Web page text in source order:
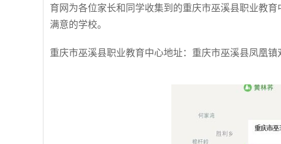
育网为各位家长和同学收集到的重庆市巫溪县职业教
满意的学校。
重庆市巫溪县职业教育中心地址：重庆市巫溪县凤凰镇